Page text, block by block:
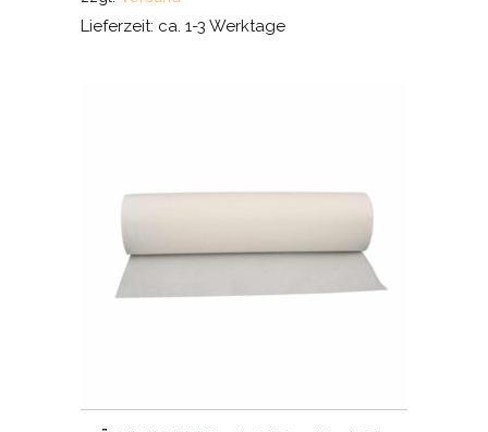
Lieferzeit: ca. 1-3 Werktage